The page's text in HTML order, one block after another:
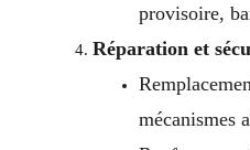
provisoire,
Réparation et
mécanismes